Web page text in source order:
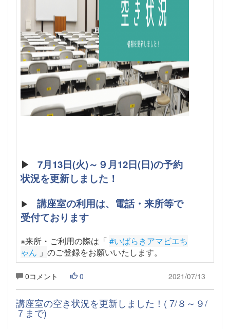
▶
7月13日(火)～９月12日(日)の予約
状況を更新しました！
▶ 講座室の利用は、電話・来所等で
受付ております
※来所・ご利用の際は「 #いばらきアマビエち
ゃん 」 のご登録をお願いいたします。
0コメント 0 2021/07/13
講座室の空き状況を更新しました！( 7/８～９/
７まで)